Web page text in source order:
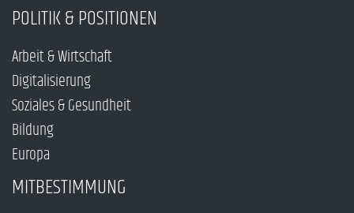
POLITIK & POSITIONEN
Arbeit & Wirtschaft
Digitalisierung
Soziales & Gesundheit
Bildung
Europa
MITBESTIMMUNG